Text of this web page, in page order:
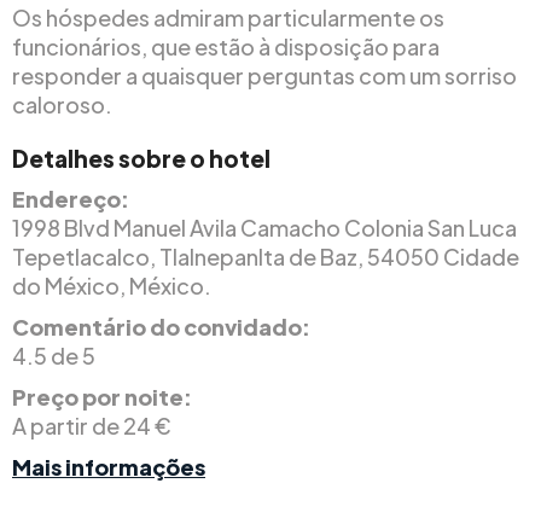
Os hóspedes admiram particularmente os
funcionários, que estão à disposição para
responder a quaisquer perguntas com um sorriso
caloroso.
Detalhes sobre o hotel
Endereço:
1998 Blvd Manuel Avila Camacho Colonia San Luca
Tepetlacalco, Tlalnepanlta de Baz, 54050 Cidade
do México, México.
Comentário do convidado:
4.5 de 5
Preço por noite:
A partir de 24 €
Mais informações